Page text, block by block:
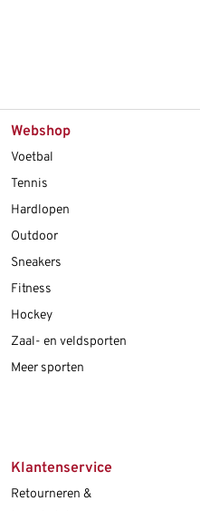
Webshop
Voetbal
Tennis
Hardlopen
Outdoor
Sneakers
Fitness
Hockey
Zaal- en veldsporten
Meer sporten
Klantenservice
Retourneren &